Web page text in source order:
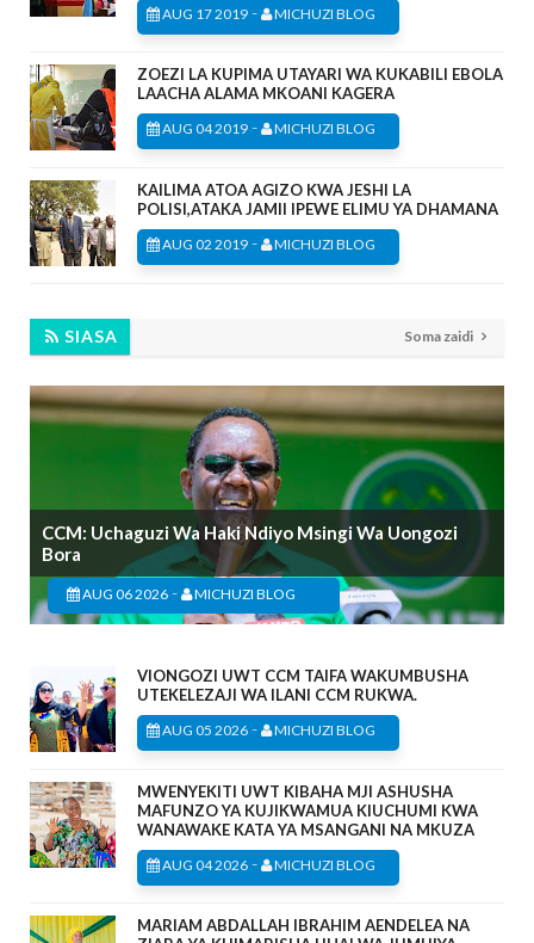
AUG 17 2019 - MICHUZI BLOG
ZOEZI LA KUPIMA UTAYARI WA KUKABILI EBOLA
LAACHA ALAMA MKOANI KAGERA
AUG 04 2019 - MICHUZI BLOG
KAILIMA ATOA AGIZO KWA JESHI LA
POLISI,ATAKA JAMII IPEWE ELIMU YA DHAMANA
AUG 02 2019 - MICHUZI BLOG
SIASA Soma zaidi
CCM: Uchaguzi Wa Haki Ndiyo Msingi Wa Uongozi
Bora
AUG 06 2026 - MICHUZI BLOG
VIONGOZI UWT CCM TAIFA WAKUMBUSHA
UTEKELEZAJI WA ILANI CCM RUKWA.
AUG 05 2026 - MICHUZI BLOG
MWENYEKITI UWT KIBAHA MJI ASHUSHA
MAFUNZO YA KUJIKWAMUA KIUCHUMI KWA
WANAWAKE KATA YA MSANGANI NA MKUZA
AUG 04 2026 - MICHUZI BLOG
MARIAM ABDALLAH IBRAHIM AENDELEA NA